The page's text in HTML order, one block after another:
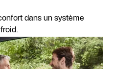
dans un système